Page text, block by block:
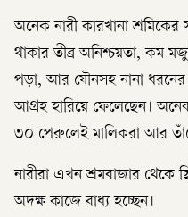
অনেক নারী কারখানা
থাকার তীব্র অনিশ্চয়তা, কম
পড়া, আর যৌনসহ নানা ধরনের
আগ্রহ হারিয়ে ফেলেছেন।
৩০ পেরুলেই মালিকরা আর
নারীরা এখন শ্রমবাজার
অদক্ষ কাজে বাধ্য হচ্ছেন।